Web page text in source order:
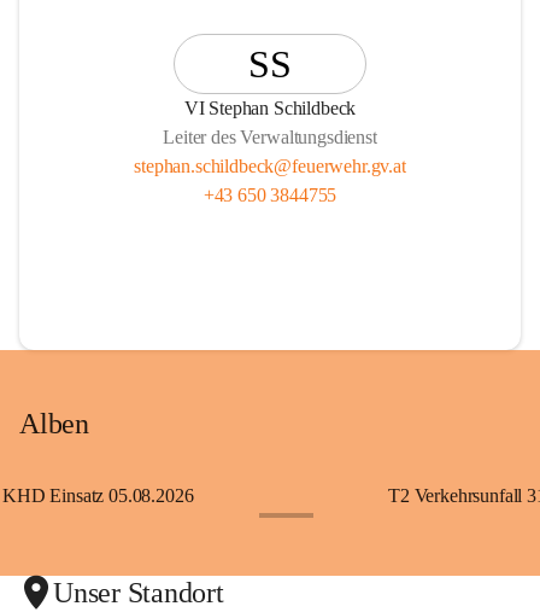
SS
VI Stephan Schildbeck
Leiter des Verwaltungsdienst
stephan.schildbeck@feuerwehr.gv.at
+43 650 3844755
Alben
KHD Einsatz 05.08.2026 T2 Verkehrsunfall
Unser Standort